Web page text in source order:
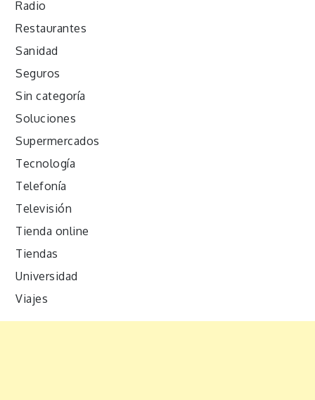
Radio
Restaurantes
Sanidad
Seguros
Sin categoría
Soluciones
Supermercados
Tecnología
Telefonía
Televisión
Tienda online
Tiendas
Universidad
Viajes